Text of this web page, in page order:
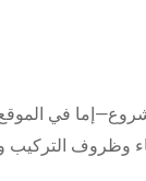
في
وظروف التركيب